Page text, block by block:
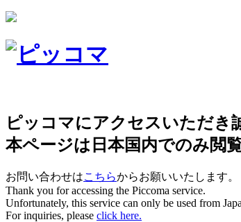
ピッコマにアクセスいただき
本ページは日本国内でのみ閲
お問い合わせはこちらからお願いいたします。
Thank you for accessing the Piccoma service.
Unfortunately, this service can only be used from
For inquiries, please click here.